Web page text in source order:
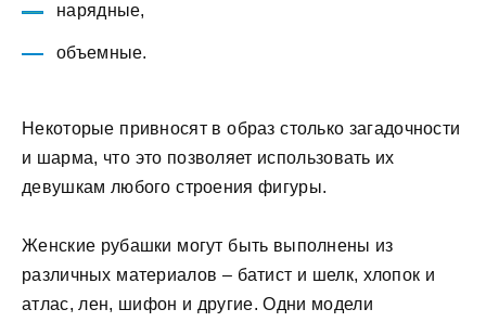
нарядные,
объемные.
Некоторые привносят в образ столько загадочности
и шарма, что это позволяет использовать их
девушкам любого строения фигуры.
Женские рубашки могут быть выполнены из
различных материалов – батист и шелк, хлопок и
атлас, лен, шифон и другие. Одни модели